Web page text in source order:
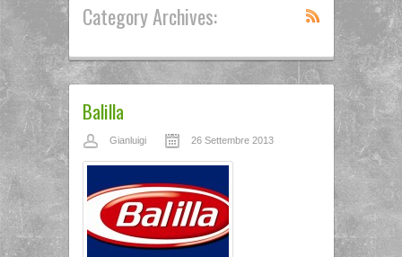
Category Archives:
Balilla
Gianluigi 26 Settembre 2013